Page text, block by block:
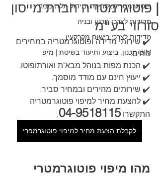
פוטוגרמטריה, סריקה ומידול תלת-ממד
מדידות לצרכי תכנון ובניה
מדידות לצרכי רישום מקרקעין
BIM תכנון, ביצוע ותיעוד בשיטת | מיפ
| פוטוגרמטריה חברת מייסון
סורווי בע"מ
✔️ שירותי מדידה ופוטוגרמטריה במחירים
נוחים.
✔️ הכנת מפות בנוהל מבא"ת ואורתופוטו.
✔️ ייעוץ חינם עם מודד מוסמך.
✔️ שירותים מהירים ובמחיר סביר.
✔️ להצעת מחיר למיפוי פוטוגרמטריה
התקשרו 04-9518115
.
לקבלת הצעת מחיר למיפוי פוטוגרמפרי
מהו מיפוי פוטוגרמטרי